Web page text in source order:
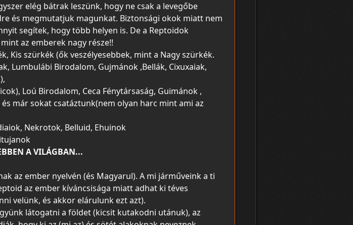
elég bátrak leszünk, hogy ne csak a levegőbe
és megmutatjuk magunkat. Biztonsági okok miatt nem
segítek, hogy több helyen is. De a Reptoidok
az emberek nagy része!!
Kis szürkék (ők veszélyesebbek, mint a Nagy szürkék.
Lumbulábi Birodalom, Gujmánok ,Bellák, Cixuxaiak,
Loú Birodalom, Ceca Fénytársaság, Guimánok ,
már sokat csatáztunk(nem olyan harc mint ami az
Nekrotok, Belluid, Ehuinok
A VILÁGBAN...
az ember nyelvén (és Magyarul). A mi járműveink a ti
az ember kíváncsisága miatt adhat ki téves
velünk, és akkor elárulunk ezt azt).
látogatni a földet (kicsit kutakodni utánuk), az